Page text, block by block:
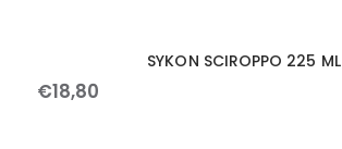
SYKON SCIROPPO 225 ML
€18,80